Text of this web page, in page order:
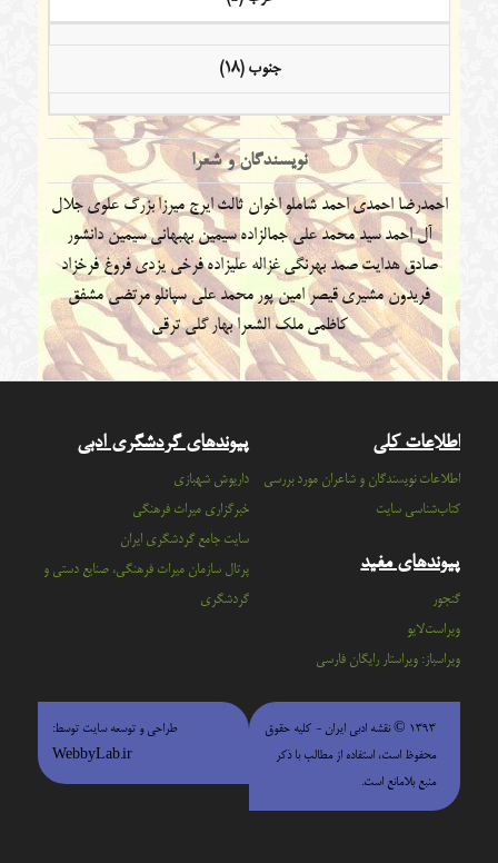
جنوب (18)
نویسندگان و شعرا
احمدرضا احمدیاحمد شاملو اخوان ثالث ایرج میرزابزرگ علوی جلال
آل احمدسید محمد علی جمالزادهسیمین بهبهانیسیمین دانشور
صادق هدایتصمد بهرنگی غزاله علیزادهفرخی یزدی فروغ فرخزاد
فریدون مشیری قیصر امین پور محمد علی سپانلومرتضی مشفق
کاظمی ملک الشعرا بهار گلی ترقی
اطلاعات کلی
اطلاعات نویسندگان و شاعران مورد بررسی
کتاب‌شناسی سایت
پیوندهای مفید
گنجور
ویراست‌لایو
ویراسباز: ویراستار رایگان فارسی
پیوندهای گردشگری ادبی
داریوش شهبازی
خبرگزاری میراث فرهنگی
سايت جامع گردشگري ايران
پرتال سازمان ميراث فرهنگي، صنايع دستي و
گردشگري
۱۳۹۳ © نقشه ادبی ایران - كليه حقوق
محفوظ است، استفاده از مطالب با ذكر
منبع بلامانع است.
طراحی و توسعه سایت توسط:
WebbyLab.ir